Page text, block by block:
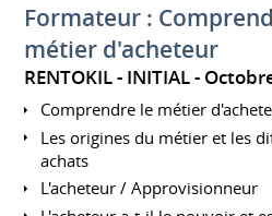
Formateur :
métier d'acheteur
RENTOKIL - INITIAL
Comprendre le métier
Les origines du métier et les
achats
L'acheteur / Approvisionneur